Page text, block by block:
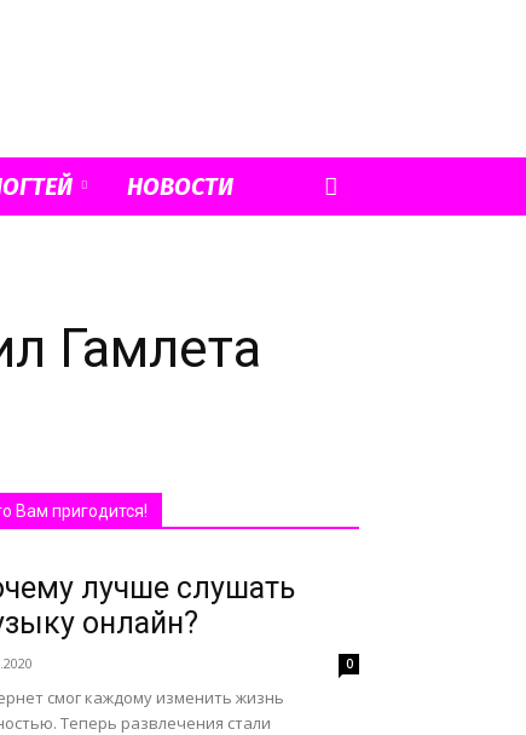
НОВОСТИ
Гамлета
Вам пригодится!
лучше слушать
онлайн?
0
смог каждому изменить жизнь
Теперь развлечения стали